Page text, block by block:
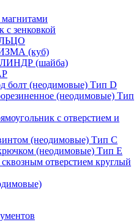
магнитами
зенковкой
(куб)
(шайба)
болт (неодимовые) Тип D
(неодимовые) Тип
с отверстием и
(неодимовые) Тип С
(неодимовые) Тип Е
отверстием круглый